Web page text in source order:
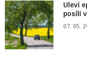
Uleví
posílí
07. 05.